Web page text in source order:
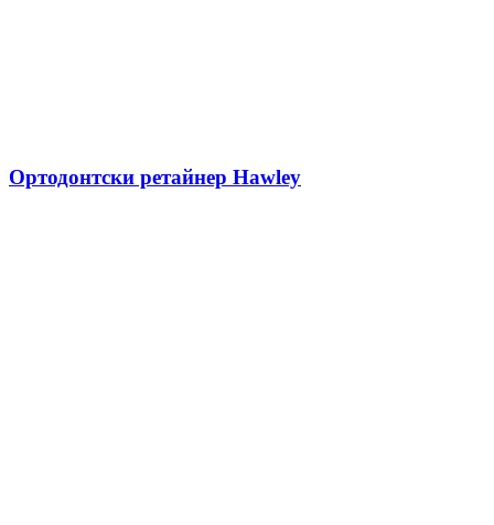
Ортодонтски ретайнер Hawley